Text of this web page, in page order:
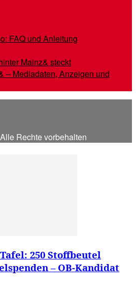
FAQ und Anleitung
Mainz& steckt
– Mediadaten, Anzeigen und
Rechte vorbehalten
250 Stoffbeutel
– OB-Kandidat